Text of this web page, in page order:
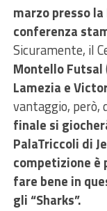
marzo presso
conferenza
Sicuramente, il
Montello Futsal
Lamezia e
vantaggio, però,
finale si
PalaTriccoli di
competizione è
fare bene in
gli “Sharks”.